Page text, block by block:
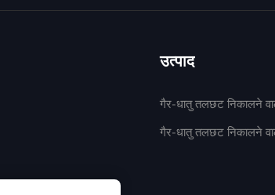
उत्पाद
गैर-धातु तलछट निकालने
गैर-धातु तलछट निकालने